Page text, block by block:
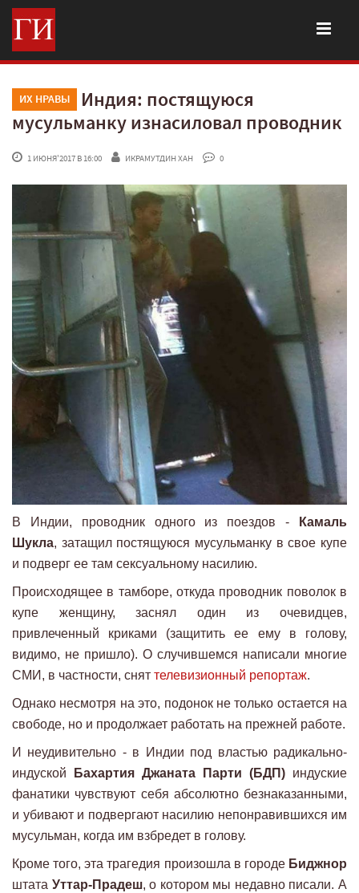
ИХ НРАВЫ
Индия: постящуюся
мусульманку изнасиловал проводник
1 ИЮНЯ'2017 В 16:00 ИКРАМУТДИН ХАН 0
В Индии, проводник одного из поездов -
Камаль
Шукла, затащил постящуюся мусульманку в свое купе
и подверг ее там сексуальному насилию.
Происходящее в тамборе, откуда проводник поволок в
купе женщину, заснял один из очевидцев,
привлеченный криками (защитить ее ему в голову,
видимо, не пришло). О случившемся написали многие
СМИ, в частности, снят телевизионный репортаж.
Однако несмотря на это, подонок не только остается на
свободе, но и продолжает работать на прежней работе.
И неудивительно - в Индии под властью радикально-
индуской
Бахартия Джаната Парти (БДП) индуские
фанатики чувствуют себя абсолютно безнаказанными,
и убивают и подвергают насилию непонравившихся им
мусульман, когда им взбредет в голову.
Кроме того, эта трагедия произошла в городе Биджнор
штата Уттар-Прадеш, о котором мы недавно писали. А